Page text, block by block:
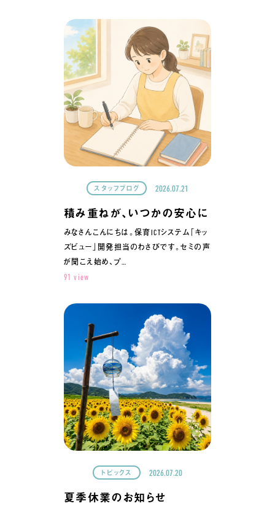
スタッフブログ 2026.07.21
積み重ねが、いつかの安心に
みなさんこんにちは。保育ICTシステム「キッ
ズビュー」開発担当のわさびです。セミの声
が聞こえ始め、プ…
91 view
トピックス 2026.07.20
夏季休業のお知らせ